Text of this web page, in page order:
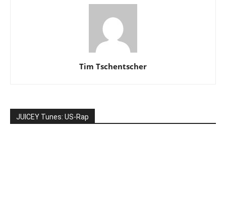
Tim Tschentscher
JUICEY Tunes: US-Rap